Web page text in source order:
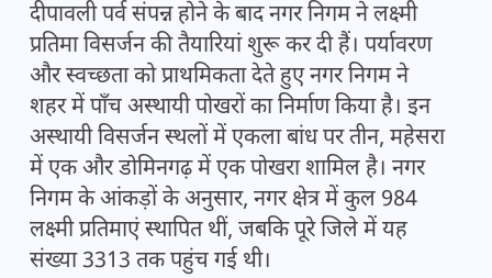
दीपावली पर्व संपन्न होने के बाद नगर निगम ने लक्ष्मी
प्रतिमा विसर्जन की तैयारियां शुरू कर दी हैं। पर्यावरण
और स्वच्छता को प्राथमिकता देते हुए नगर निगम ने
शहर में पाँच अस्थायी पोखरों का निर्माण किया है। इन
अस्थायी विसर्जन स्थलों में एकला बांध पर तीन, महेसरा
में एक और डोमिनगढ़ में एक पोखरा शामिल है। नगर
निगम के आंकड़ों के अनुसार, नगर क्षेत्र में कुल 984
लक्ष्मी प्रतिमाएं स्थापित थीं, जबकि पूरे जिले में यह
संख्या 3313 तक पहुंच गई थी।